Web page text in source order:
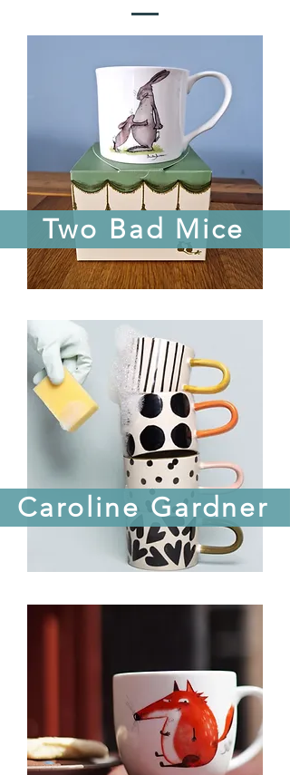
Two Bad Mice
Caroline Gardner